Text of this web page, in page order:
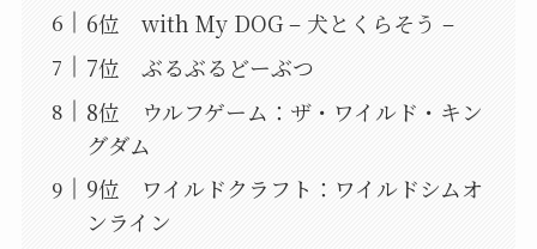
6位 with My DOG – 犬とくらそう –
7位 ぶるぶるどーぶつ
8位 ウルフゲーム：ザ・ワイルド・キン
グダム
9位 ワイルドクラフト：ワイルドシムオ
ンライン